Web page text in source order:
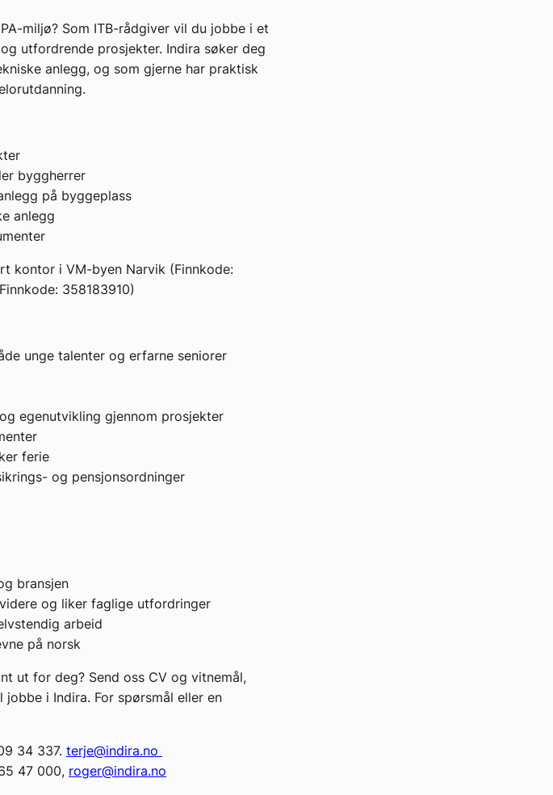
miljø? Som ITB-rådgiver vil du jobbe i et
utfordrende prosjekter. Indira søker deg
anlegg, og som gjerne har praktisk
byggherrer
på byggeplass
anlegg
kontor i VM-byen Narvik (Finnkode:
358183910)
unge talenter og erfarne seniorer
egenutvikling gjennom prosjekter
ferie
og pensjonsordninger
bransjen
og liker faglige utfordringer
arbeid
på norsk
ut for deg? Send oss CV og vitnemål,
i Indira. For spørsmål eller en
34 337. terje@indira.no
47 000, roger@indira.no